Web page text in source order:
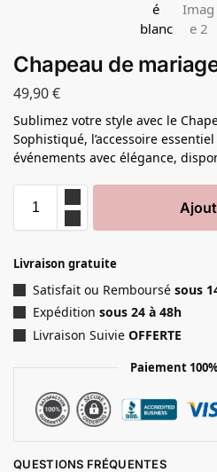
Chapeau de
49,90€
Sublimez votre style avec le
Sophistiqué, l’accessoire
événements avec élégance,
Livraison gratuite
Satisfait ou Remboursé sous
Expédition sous 24 à 48h
Livraison Suivie OFFERTE
Paiement
QUESTIONS FRÉQUENTES